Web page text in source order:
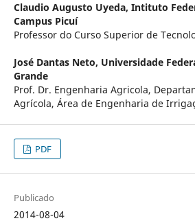
Claudio Augusto Uyeda, Intituto
Campus Picuí
Professor do Curso Superior de
José Dantas Neto, Universidade
Grande
Prof. Dr. Engenharia Agricola,
Agrícola, Área de Engenharia de
PDF
Publicado
2014-08-04